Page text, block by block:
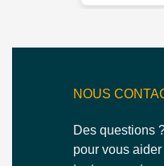
NOUS
Des questions
pour vous